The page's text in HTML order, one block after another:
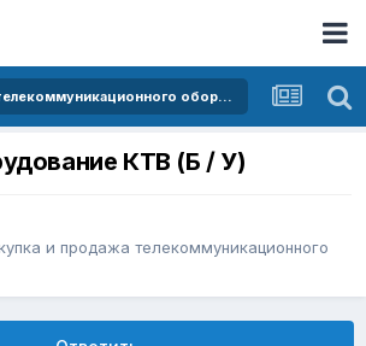
Покупка и продажа телекоммуникационного оборудования
КТВ (Б / У)
и продажа телекоммуникационного